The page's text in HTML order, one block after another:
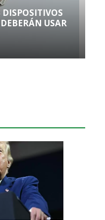
DISPOSITIVOS
USAR